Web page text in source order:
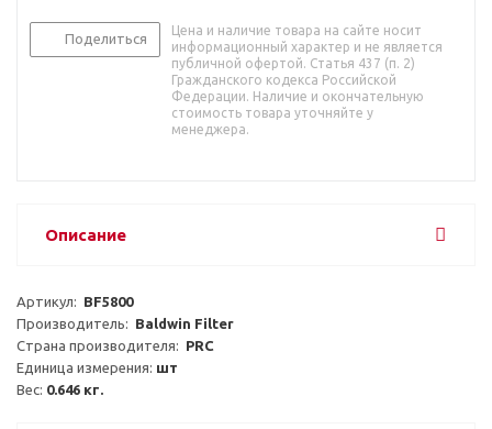
Поделиться
Цена и наличие товара на сайте носит
информационный характер и не является
публичной офертой. Статья 437 (п. 2)
Гражданского кодекса Российской
Федерации. Наличие и окончательную
стоимость товара уточняйте у
менеджера.
Описание
Артикул: BF5800
Производитель: Baldwin Filter
Страна производителя: PRC
Единица измерения: шт
Вес: 0.646 кг.